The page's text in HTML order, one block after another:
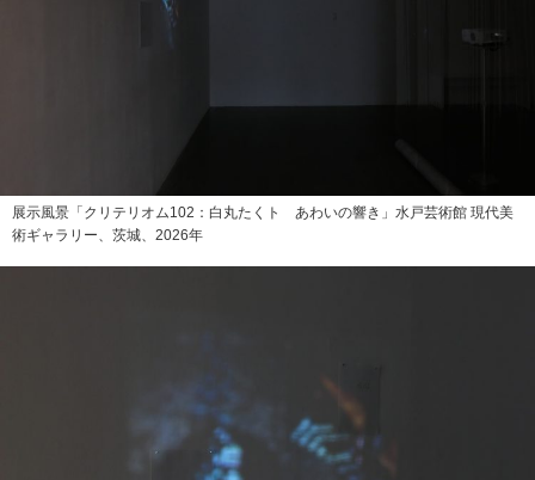
展示風景「クリテリオム102：白丸たくト あわいの響き」水戸芸術館 現代美
術ギャラリー、茨城、2026年